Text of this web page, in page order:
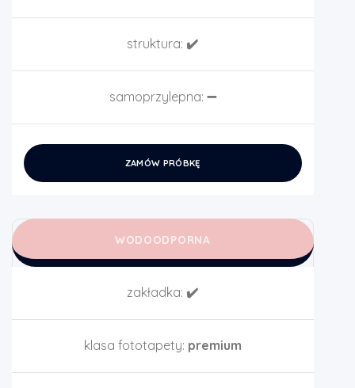
struktura: ✔️
samoprzylepna: ➖
ZAMÓW PRÓBKĘ
WODOODPORNA
zakładka: ✔️
klasa fototapety: premium